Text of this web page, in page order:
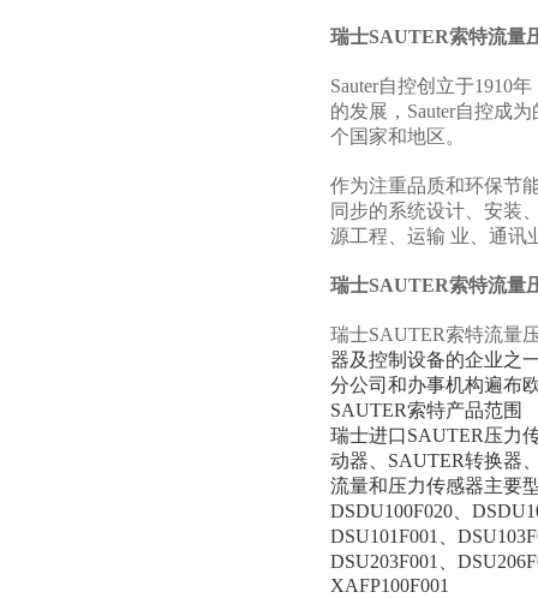
瑞士SAUTER索特流量
Sauter自控创立于1910
的发展，Sauter自控成
个国家和地区。
作为注重品质和环保节
同步的系统设计、安装
源工程、运输 业、通讯
瑞士SAUTER索特流量
瑞士SAUTER索特流量
器及控制设备的企业之
分公司和办事机构遍布
SAUTER索特产品范围
瑞士进口SAUTER压力
动器、SAUTER转换器
流量和压力传感器主要
DSDU100F020、
DSU101F001、
DSU203F001、
XAFP100F001